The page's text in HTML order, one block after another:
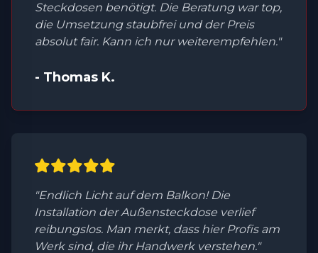
Steckdosen benötigt. Die Beratung war top,
die Umsetzung staubfrei und der Preis
absolut fair. Kann ich nur weiterempfehlen."
- Thomas K.
"Endlich Licht auf dem Balkon! Die
Installation der Außensteckdose verlief
reibungslos. Man merkt, dass hier Profis am
Werk sind, die ihr Handwerk verstehen."